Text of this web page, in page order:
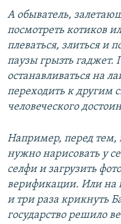
А обыватель,
посмотреть котиков
плеваться, злиться и
паузы грызть гаджет.
останавливаться на
переходить к другим
человеческого
Например, перед тем,
нужно нарисовать у
селфи и загрузить
верификации. Или на
и три раза крикнуть
государство решило